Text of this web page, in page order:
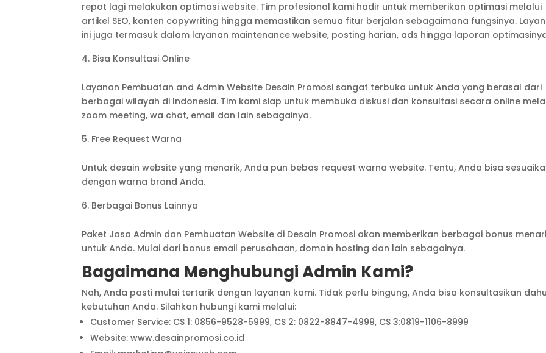
repot lagi melakukan optimasi website. Tim profesional kami hadir untuk memberikan optimasi melalui
artikel SEO, konten copywriting hingga memastikan semua fitur berjalan sebagaimana fungsinya.
ini juga termasuk dalam layanan maintenance website, posting harian, ads hingga laporan
Bisa Konsultasi Online
Layanan Pembuatan and Admin Website Desain Promosi sangat terbuka untuk Anda yang berasal dari
berbagai wilayah di Indonesia. Tim kami siap untuk membuka diskusi dan konsultasi secara online
zoom meeting, wa chat, email dan lain sebagainya.
Free Request Warna
Untuk desain website yang menarik, Anda pun bebas request warna website. Tentu, Anda bisa
dengan warna brand Anda.
Berbagai Bonus Lainnya
Paket Jasa Admin dan Pembuatan Website di Desain Promosi akan memberikan berbagai bonus
untuk Anda. Mulai dari bonus email perusahaan, domain hosting dan lain sebagainya.
Bagaimana Menghubungi Admin Kami?
Nah, Anda pasti mulai tertarik dengan layanan kami. Tidak perlu bingung, Anda bisa konsultasikan
kebutuhan Anda. Silahkan hubungi kami melalui:
Customer Service: CS 1: 0856-9528-5999, CS 2: 0822-8847-4999, CS 3:0819-1106-8999
Website: www.desainpromosi.co.id